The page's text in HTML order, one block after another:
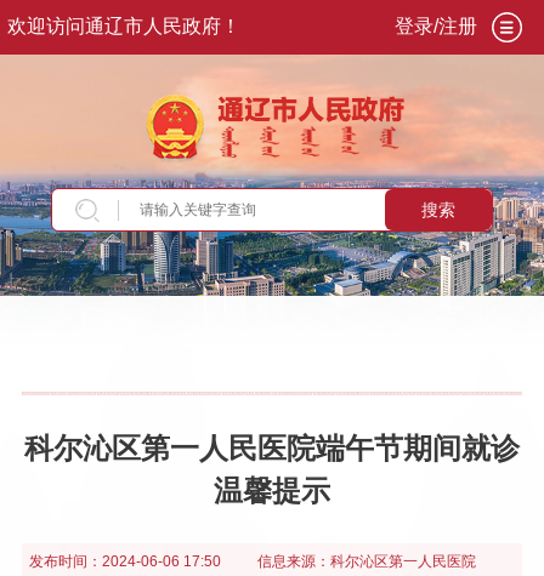
欢迎访问通辽市人民政府！ 登录/注册
搜索
当前位置：首页>政务公开>政府信息公开>法
位信息公开>卫生健康领域
科尔沁区第一人民医院端午节期间就诊
温馨提示
发布时间： 2024-06-06 17:50 信息来源： 科尔沁区第一人民医院